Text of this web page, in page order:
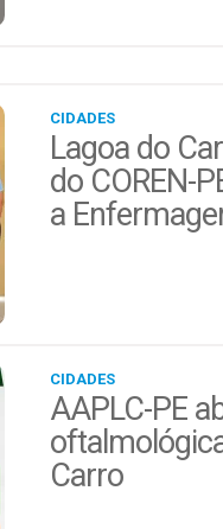
CIDADES
Lagoa do
do COREN-
a
CIDADES
AAPLC-PE
Carro